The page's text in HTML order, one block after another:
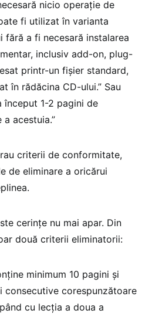
nicio operație de
fi utilizat în varianta
fără a fi necesară instalarea
inclusiv add-on, plug-
printr-un fișier standard,
în rădăcina CD-ului.” Sau
început 1-2 pagini de
acestuia.”
criterii de conformitate,
de eliminare a oricărui
cerințe nu mai apar. Din
două criterii eliminatorii:
minimum 10 pagini şi
consecutive corespunzătoare
cu lecţia a doua a